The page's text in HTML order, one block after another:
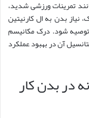
تمرینات ورزشی شدید،
نیاز بدن به ال کارنیتین
شود. درک مکانیسم
آن در بهبود عملکرد
در بدن کار